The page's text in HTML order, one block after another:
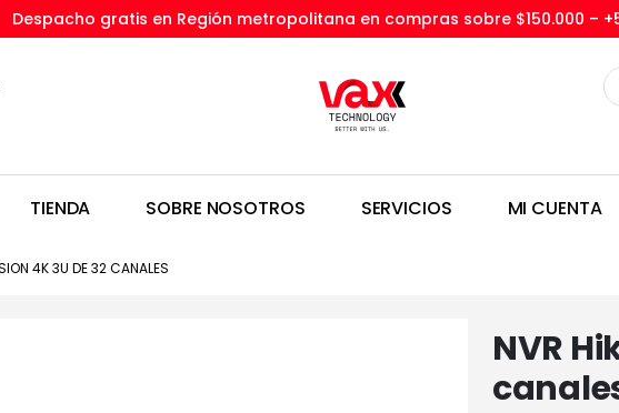
Despacho gratis en Región metropolitana en compras sobre $150.000 –
TIENDA SOBRE NOSOTROS SERVICIOS MI CUENTA
4K 3U DE 32 CANALES
NVR